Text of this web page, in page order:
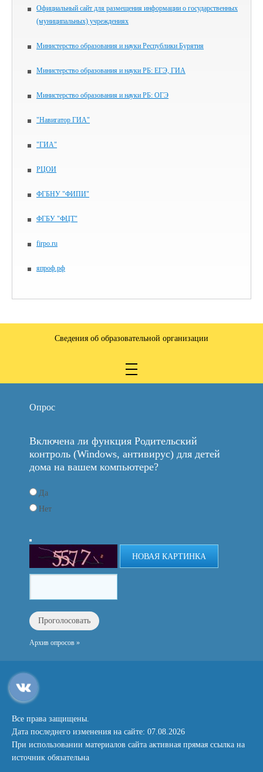
Официальный сайт для размещения информации о государственных
(муниципальных) учреждениях
Министерство образования и науки Республики Бурятия
Министерство образования и науки РБ: ЕГЭ, ГИА
Министерство образования и науки РБ: ОГЭ
"Навигатор ГИА"
"ГИА"
РЦОИ
ФГБНУ "ФИПИ"
ФГБУ "ФЦТ"
firpo.ru
япроф.рф
Сведения об образовательной организации
Опрос
Включена ли функция Родительский
контроль (Windows, антивирус) для детей
дома на вашем компьютере?
Да
Нет
НОВАЯ КАРТИНКА
Архив опросов »
Все права защищены.
Дата последнего изменения на сайте: 07.08.2026
При использовании материалов сайта активная прямая ссылка на
источник обязательна